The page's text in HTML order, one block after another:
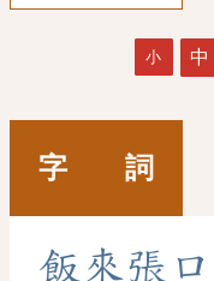
小 中
字 詞
飯 來張 口